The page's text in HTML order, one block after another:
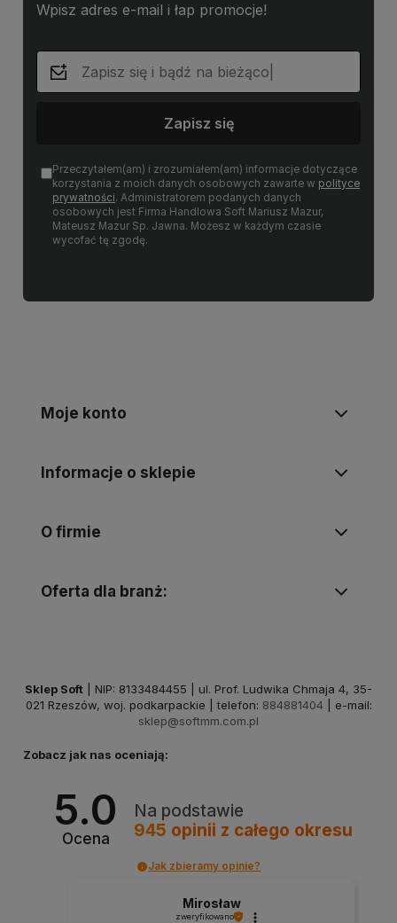
Wpisz adres e-mail i łap promocje!
Zapisz się
Przeczytałem(am) i zrozumiałem(am) informacje dotyczące
korzystania z moich danych osobowych zawarte w polityce
prywatności. Administratorem podanych danych
osobowych jest Firma Handlowa Soft Mariusz Mazur,
Mateusz Mazur Sp. Jawna. Możesz w każdym czasie
wycofać tę zgodę.
Moje konto
Informacje o sklepie
O firmie
Oferta dla branż:
Sklep Soft | NIP: 8133484455 | ul. Prof. Ludwika Chmaja 4, 35-
021 Rzeszów, woj. podkarpackie | telefon: 884881404 | e-mail:
sklep@softmm.com.pl
Zobacz jak nas oceniają:
5.0
Ocena
Na podstawie
945 opinii z całego okresu
Jak zbieramy opinie?
Mirosław
zweryfikowano